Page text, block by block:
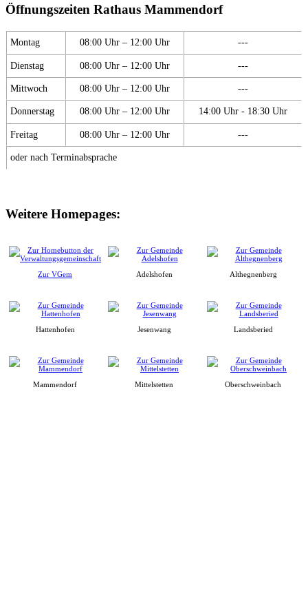
Öffnungszeiten Rathaus Mammendorf
Montag 08:00 Uhr – 12:00 Uhr ---
Dienstag 08:00 Uhr – 12:00 Uhr ---
Mittwoch 08:00 Uhr – 12:00 Uhr ---
Donnerstag 08:00 Uhr – 12:00 Uhr 14:00 Uhr - 18:30 Uhr
Freitag 08:00 Uhr – 12:00 Uhr ---
oder nach Terminabsprache
Weitere Homepages:
Zur VGem Adelshofen Althegnenberg
Hattenhofen Jesenwang Landsberied
Mammendorf Mittelstetten Oberschweinbach